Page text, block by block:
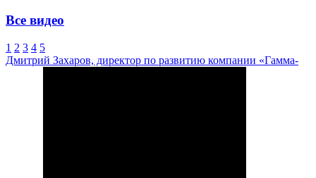
Все видео
1 2 3 4 5
Дмитрий Захаров, директор по развитию компании «Гамма-